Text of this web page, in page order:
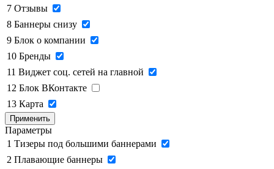
7 Отзывы
8 Баннеры снизу
9 Блок о компании
10 Бренды
11 Виджет соц. сетей на главной
12 Блок ВКонтакте
13 Карта
Применить
Параметры
1 Тизеры под большими баннерами
2 Плавающие баннеры